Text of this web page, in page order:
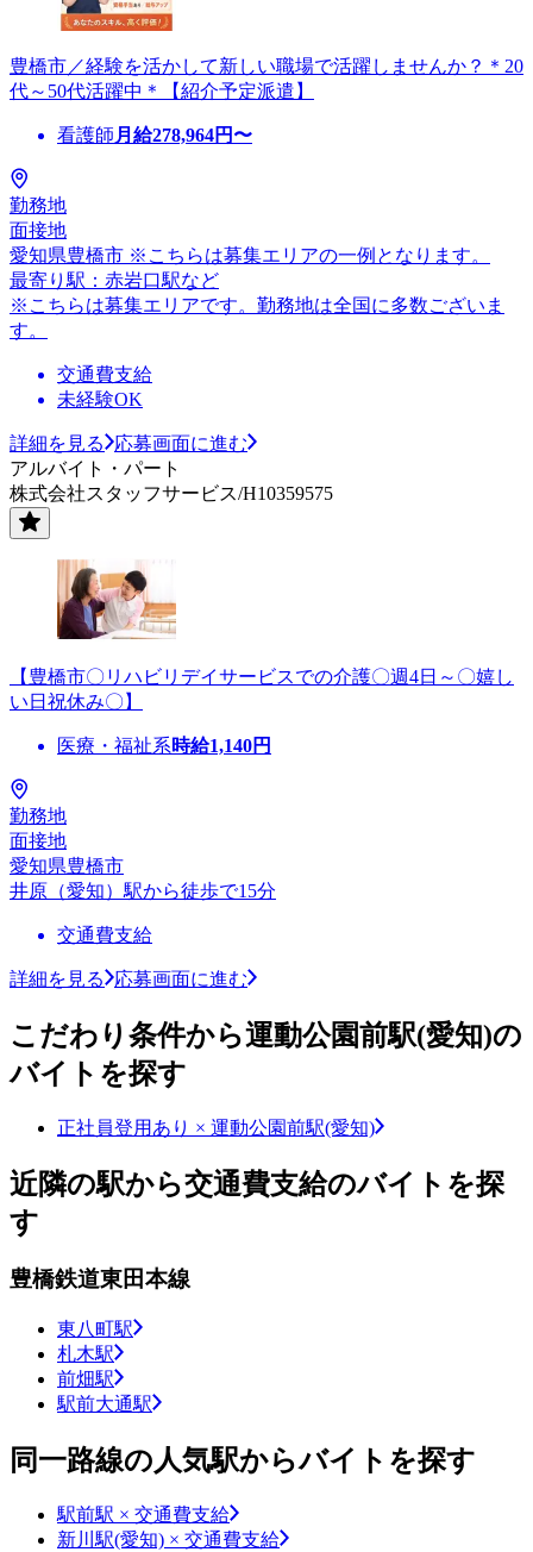
豊橋市／経験を活かして新しい職場で活躍しませんか？＊20
代～50代活躍中＊【紹介予定派遣】
看護師 月給278,964円〜
勤務地
面接地
愛知県豊橋市 ※こちらは募集エリアの一例となります。
最寄り駅：赤岩口駅など
※こちらは募集エリアです。勤務地は全国に多数ございま
す。
交通費支給
未経験OK
詳細を見る
応募画面に進む
アルバイト・パート
株式会社スタッフサービス/H10359575
【豊橋市〇リハビリデイサービスでの介護〇週4日～〇嬉し
い日祝休み〇】
医療・福祉系時給1,140円
勤務地
面接地
愛知県豊橋市
井原（愛知）駅から徒歩で15分
交通費支給
詳細を見る 応募画面に進む
こだわり条件から運動公園前駅(愛知)の
バイトを探す
正社員登用あり × 運動公園前駅(愛知)
近隣の駅から交通費支給のバイトを探
す
豊橋鉄道東田本線
東八町駅
札木駅
前畑駅
駅前大通駅
同一路線の人気駅からバイトを探す
駅前駅 × 交通費支給
新川駅(愛知) × 交通費支給